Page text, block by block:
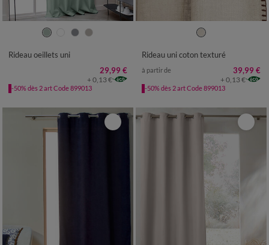
Rideau oeillets uni
29,99 €
+ 0,13 €
-50% dès 2 art Code 899013
Rideau uni coton texturé
à partir de 39,99 €
+ 0,13 €
-50% dès 2 art Code 899013